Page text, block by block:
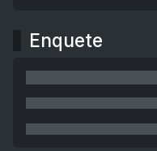
Enquete